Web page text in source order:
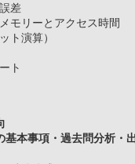
誤差
モリーとアクセス時間
ット演算）
ト
本事項・過去問分析・